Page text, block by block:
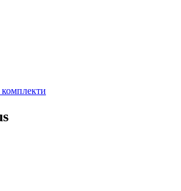
комплекти